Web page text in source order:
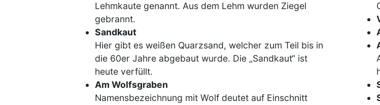
Lehmkaute genannt. Aus dem Lehm wurden Ziegel
gebrannt.
Sandkaut
Hier gibt es weißen Quarzsand, welcher zum Teil bis in
die 60er Jahre abgebaut wurde. Die „Sandkaut“ ist
heute verfüllt.
Am Wolfsgraben
Namensbezeichnung mit Wolf deutet auf Einschnitt